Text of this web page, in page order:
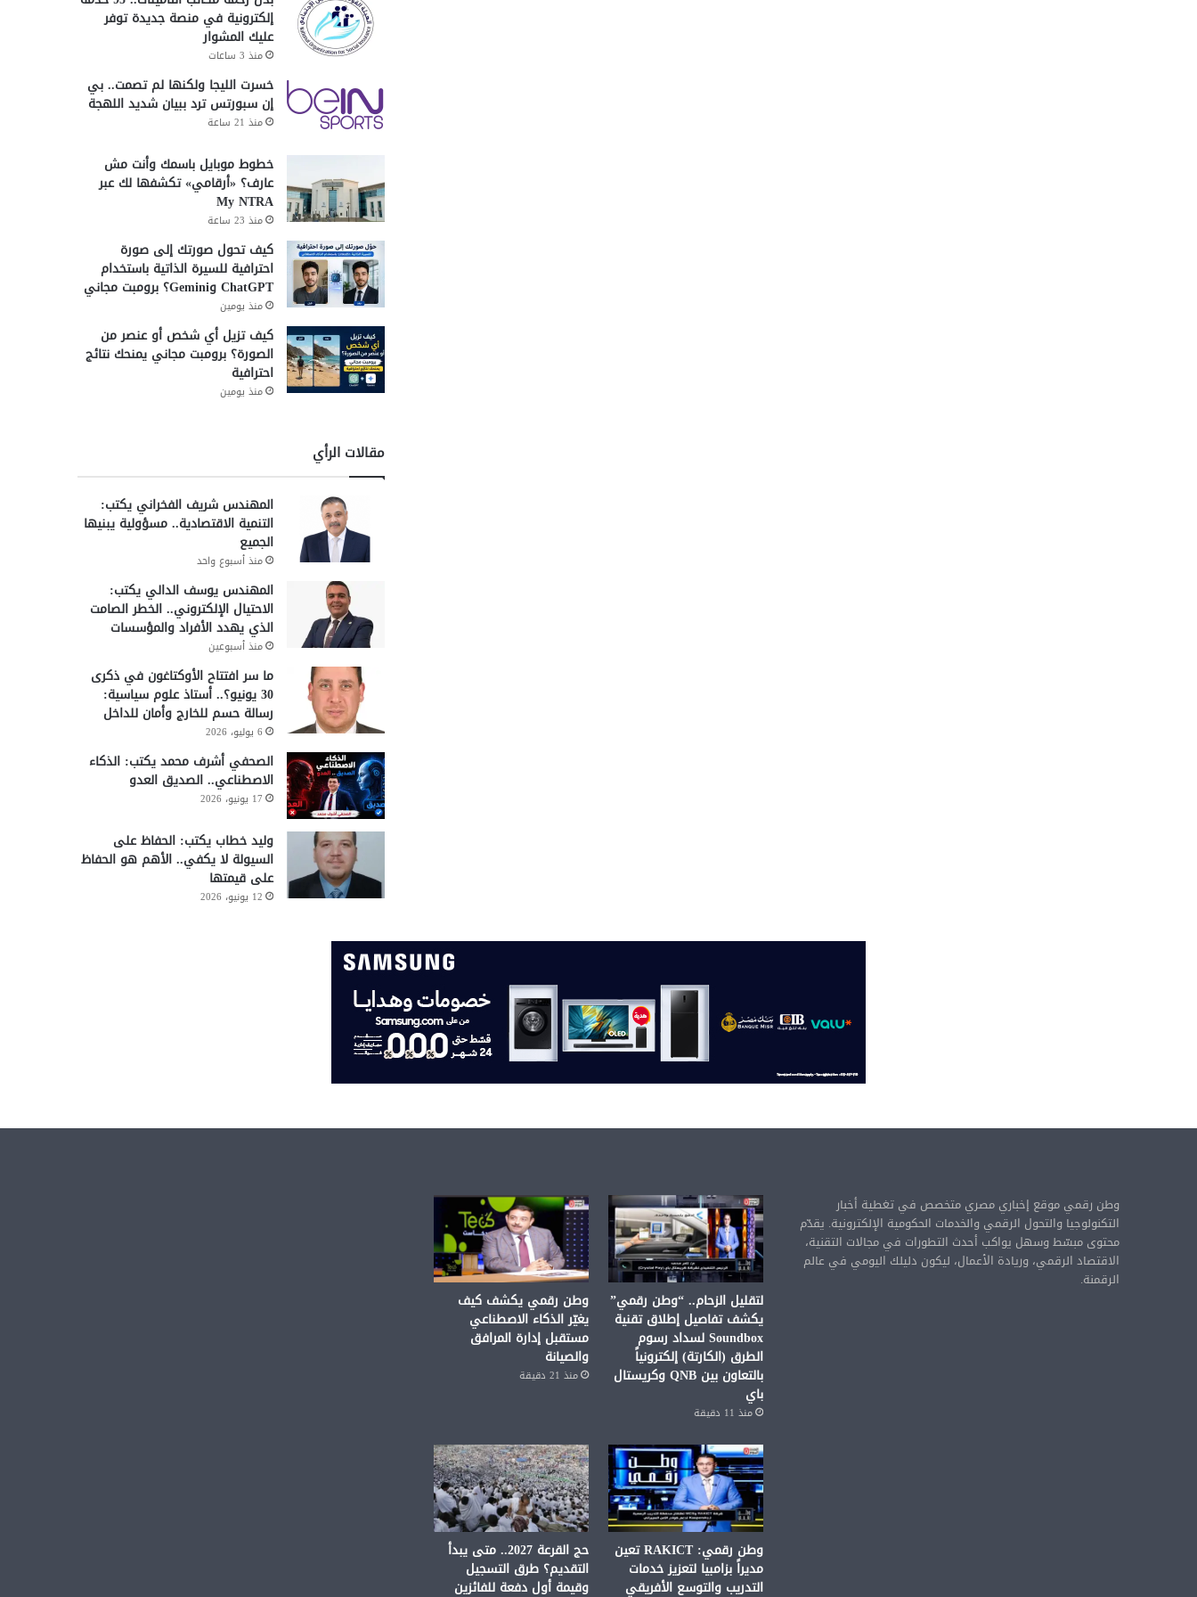
إلكترونية في منصة جديدة توفر
عليك المشوار
منذ 3 ساعات
خسرت الليجا ولكنها لم تصمت.. بي
إن سبورتس ترد ببيان شديد اللهجة
منذ 21 ساعة
خطوط موبايل باسمك وأنت مش
عارف؟ «أرقامي» تكشفها لك عبر
My NTRA
منذ 23 ساعة
كيف تحول صورتك إلى صورة
احترافية للسيرة الذاتية باستخدام
ChatGPT وGemini؟ برومبت مجاني
منذ يومين
كيف تزيل أي شخص أو عنصر من
الصورة؟ برومبت مجاني يمنحك نتائج
احترافية
منذ يومين
مقالات الرأي
المهندس شريف الفخراني يكتب:
التنمية الاقتصادية.. مسؤولية يبنيها
الجميع
منذ أسبوع واحد
المهندس يوسف الدالي يكتب:
الاحتيال الإلكتروني.. الخطر الصامت
الذي يهدد الأفراد والمؤسسات
منذ أسبوعين
ما سر افتتاح الأوكتاغون في ذكرى
30 يونيو؟.. أستاذ علوم سياسية:
رسالة حسم للخارج وأمان للداخل
6 يوليو، 2026
الصحفي أشرف محمد يكتب: الذكاء
الاصطناعي.. الصديق العدو
17 يونيو، 2026
وليد خطاب يكتب: الحفاظ على
السيولة لا يكفي.. الأهم هو الحفاظ
على قيمتها
12 يونيو، 2026
وطن رقمي موقع إخباري مصري متخصص في تغطية أخبار
التكنولوجيا والتحول الرقمي والخدمات الحكومية الإلكترونية. يقدّم
محتوى مبسّط وسهل يواكب أحدث التطورات في مجالات التقنية،
الاقتصاد الرقمي، وريادة الأعمال، ليكون دليلك اليومي في عالم
الرقمنة.
لتقليل الزحام.. “وطن رقمي”
يكشف تفاصيل إطلاق تقنية
Soundbox لسداد رسوم
الطرق (الكارتة) إلكترونياً
بالتعاون بين QNB وكريستال
باي
منذ 11 دقيقة
وطن رقمي يكشف كيف
يغيّر الذكاء الاصطناعي
مستقبل إدارة المرافق
والصيانة
منذ 21 دقيقة
وطن رقمي: RAKICT تعين
مديراً بزامبيا لتعزيز خدمات
التدريب والتوسع الأفريقي
حج القرعة 2027.. متى يبدأ
التقديم؟ طرق التسجيل
وقيمة أول دفعة للفائزين